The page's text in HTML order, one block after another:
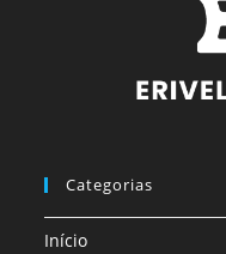
Categorias
Início